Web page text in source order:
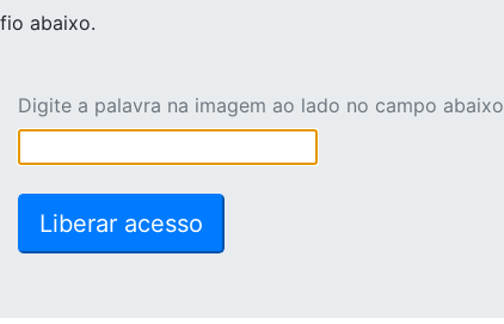
abaixo.
Digite a palavra na imagem ao lado no campo abaixo